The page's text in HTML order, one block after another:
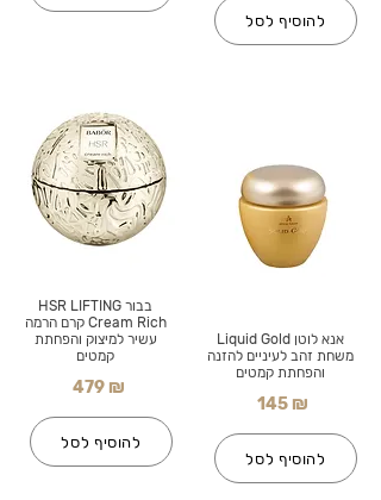
בבור HSR LIFTING
Cream Rich קרם הרמה
עשיר למיצוק והפחתת
קמטים
479 ₪
להוסיף לסל
להוסיף לסל
אנא לוטן Liquid Gold
משחת זהב לעיניים להזנה
והפחתת קמטים
145 ₪
להוסיף לסל